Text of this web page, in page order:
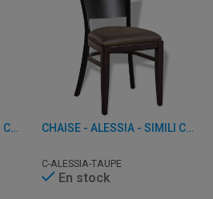
CHAISE - ALESSIA - SIMILI CUIR CHÊNE CHAISE - ALESSIA - SIMILI CUIR
C-ALESSIA-TAUPE
En stock